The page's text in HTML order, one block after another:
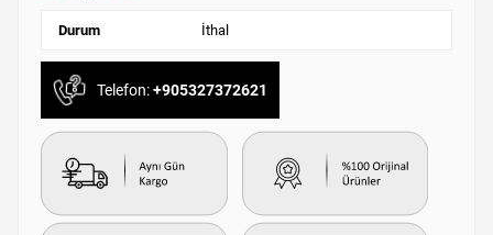
Durum İthal
Telefon:+905327372621